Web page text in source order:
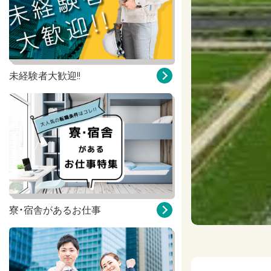
未経験者大歓迎!!
寮・宿舎があるお仕事